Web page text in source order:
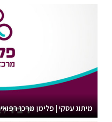
מיתוג עסקי | פלימן מרכז רפואי